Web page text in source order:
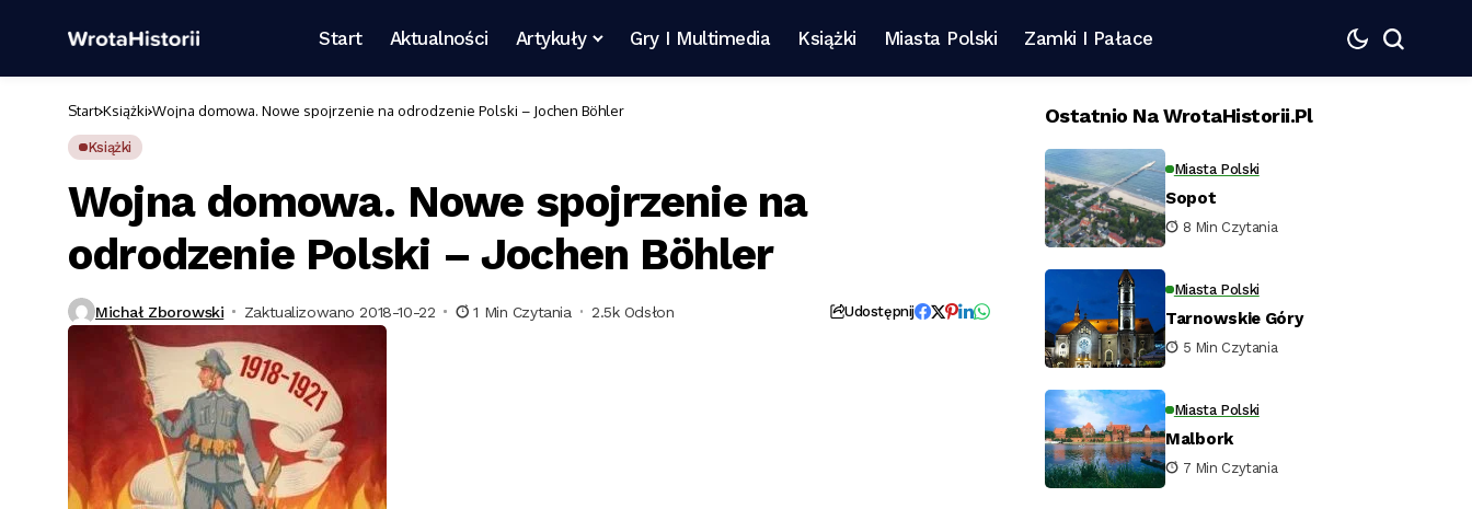
Start Aktualności Artykuły Gry I Multimedia Książki Miasta Polski Zamki I Pałace
Start Książki Wojna domowa. Nowe spojrzenie na odrodzenie Polski – Jochen Böhler
Książki
Wojna domowa. Nowe spojrzenie na
odrodzenie Polski – Jochen Böhler
Michał Zborowski Zaktualizowano 2018-10-22 1 Min Czytania 2.5k Odsłon Udostępnij
Ostatnio Na WrotaHistorii.pl
Miasta Polski
Sopot
8 Min Czytania
Miasta Polski
Tarnowskie Góry
5 Min Czytania
Miasta Polski
Malbork
7 Min Czytania